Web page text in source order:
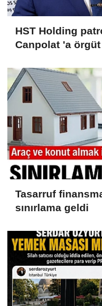
HST Holding
Canpolat 'a
malvarlığına el
Tasarruf
sınırlama geldi